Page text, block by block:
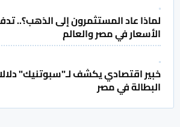
لماذا عاد المستثمرون إلى الذهب؟..
الأسعار في مصر والعالم
خبير اقتصادي يكشف لـ"سبوتنيك"
البطالة في مصر